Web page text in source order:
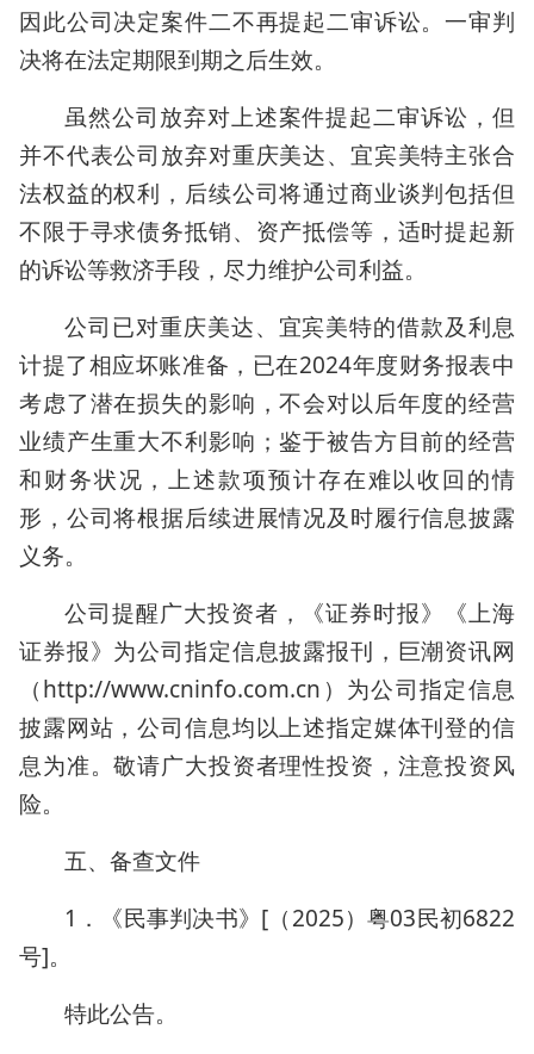
因此公司决定案件二不再提起二审诉讼。一审判
决将在法定期限到期之后生效。
虽然公司放弃对上述案件提起二审诉讼，但
并不代表公司放弃对重庆美达、宜宾美特主张合
法权益的权利，后续公司将通过商业谈判包括但
不限于寻求债务抵销、资产抵偿等，适时提起新
的诉讼等救济手段，尽力维护公司利益。
公司已对重庆美达、宜宾美特的借款及利息
计提了相应坏账准备，已在2024年度财务报表中
考虑了潜在损失的影响，不会对以后年度的经营
业绩产生重大不利影响；鉴于被告方目前的经营
和财务状况，上述款项预计存在难以收回的情
形，公司将根据后续进展情况及时履行信息披露
义务。
公司提醒广大投资者，《证券时报》《上海
证券报》为公司指定信息披露报刊，巨潮资讯网
（http://www.cninfo.com.cn）为公司指定信息
披露网站，公司信息均以上述指定媒体刊登的信
息为准。敬请广大投资者理性投资，注意投资风
险。
五、备查文件
1．《民事判决书》[（2025）粤03民初6822
号]。
特此公告。